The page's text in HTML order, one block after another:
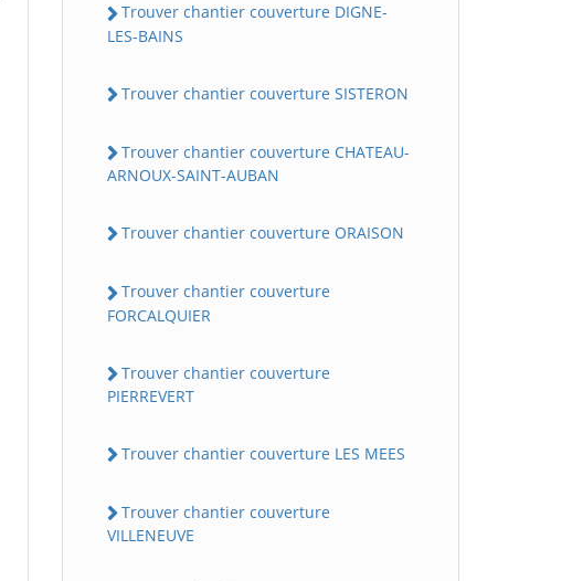
Trouver chantier couverture DIGNE-
LES-BAINS
Trouver chantier couverture SISTERON
Trouver chantier couverture CHATEAU-
ARNOUX-SAINT-AUBAN
Trouver chantier couverture ORAISON
Trouver chantier couverture
FORCALQUIER
Trouver chantier couverture
PIERREVERT
Trouver chantier couverture LES MEES
Trouver chantier couverture
VILLENEUVE